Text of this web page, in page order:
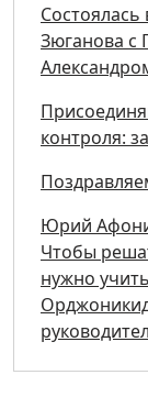
Зюганова с
контроля:
Юрий
Чтобы
нужно